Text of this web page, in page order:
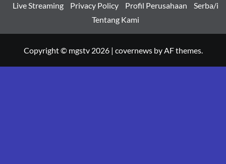
Live Streaming
Privacy Policy Profil Perusahaan
Serba/i
Tentang Kami
Copyright © mgstv 2026 | covernewsby AF themes.